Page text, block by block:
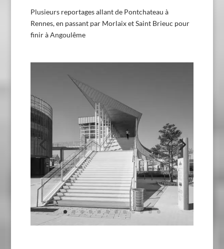
Plusieurs reportages allant de Pontchateau à
Rennes, en passant par Morlaix et Saint Brieuc pour
finir à Angoulême